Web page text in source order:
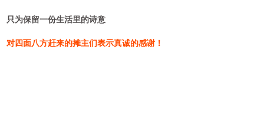
只为保留一份生活里的诗意
对四面八方赶来的摊主们表示真诚的感谢！